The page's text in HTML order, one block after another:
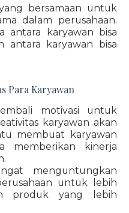
bersamaan untuk
dalam perusahaan.
antara karyawan bisa
karyawan bisa
Para Karyawan
motivasi untuk
karyawan akan
membuat karyawan
memberikan kinerja
menguntungkan
untuk lebih
produk yang lebih